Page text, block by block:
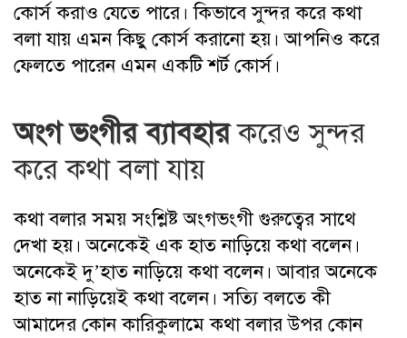
কোর্স করাও যেতে পারে। কিভাবে সুন্দর করে কথা
বলা যায় এমন কিছু কোর্স করানো হয়। আপনিও করে
ফেলতে পারেন এমন একটি শর্ট কোর্স।
অংগ ভংগীর ব্যাবহারকরেও সুন্দর
করে কথা বলা যায়
কথা বলার সময় সংশ্লিষ্ট অংগভংগী গুরুত্বের সাথে
দেখা হয়। অনেকেই এক হাত নাড়িয়ে কথা বলেন।
অনেকেই দু’হাত নাড়িয়ে কথা বলেন। আবার অনেকে
হাত না নাড়িয়েই কথা বলেন। সত্যি বলতে কী
আমাদের কোন কারিকুলামে কথা বলার উপর কোন